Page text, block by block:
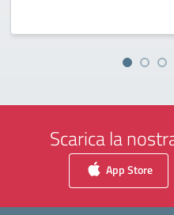
Scarica la
App Store